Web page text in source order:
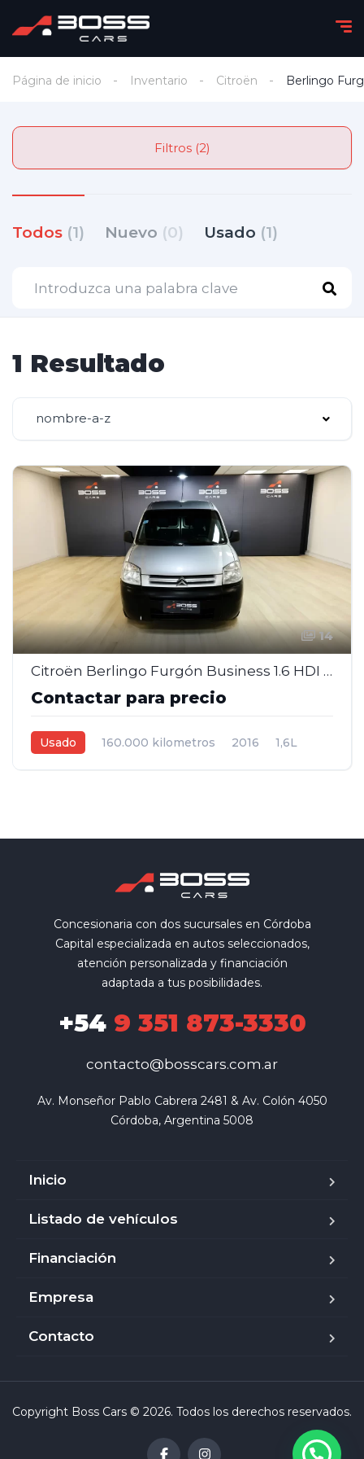
Página de inicio Inventario Citroën Berlingo
Filtros (2)
Todos (1) Nuevo (0) Usado (1)
1 Resultado
nombre-a-z
14
Citroën Berlingo Furgón Business 1.6 HDI Diésel – 2016
Contactar para precio
Usado 160.000 kilometros 2016
1,6L
Concesionaria con dos sucursales en Córdoba
Capital especializada en autos seleccionados,
atención personalizada y financiación
adaptada a tus posibilidades.
+549 351 873-3330
contacto@bosscars.com.ar
Av. Monseñor Pablo Cabrera 2481 & Av. Colón 4050
Córdoba, Argentina 5008
Inicio
Listado de vehículos
Financiación
Empresa
Contacto
Copyright Boss Cars © 2026. Todos los derechos reservados.